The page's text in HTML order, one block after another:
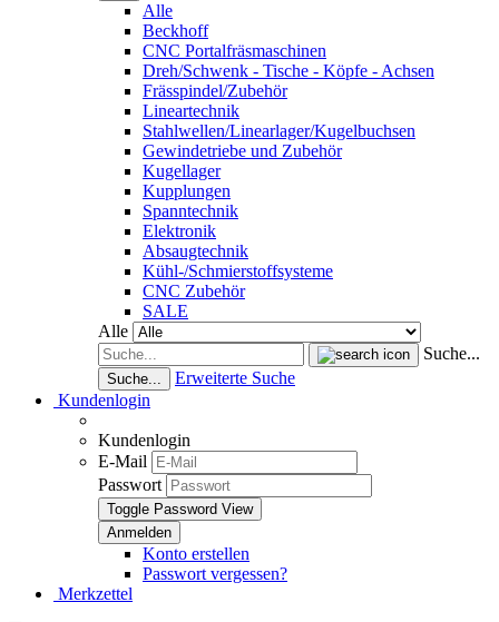
Alle
Beckhoff
CNC Portalfräsmaschinen
Dreh/Schwenk - Tische - Köpfe - Achsen
Frässpindel/Zubehör
Lineartechnik
Stahlwellen/Linearlager/Kugelbuchsen
Gewindetriebe und Zubehör
Kugellager
Kupplungen
Spanntechnik
Elektronik
Absaugtechnik
Kühl-/Schmierstoffsysteme
CNC Zubehör
SALE
Alle
Suche...
Suche...
Erweiterte Suche
Kundenlogin
Kundenlogin
E-Mail
Passwort
Toggle Password View
Konto erstellen
Passwort vergessen?
Merkzettel